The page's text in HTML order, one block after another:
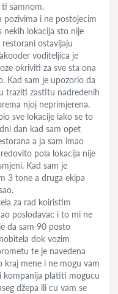
samnom.
pozivima i ne postojecim
nekih lokacija sto nije
ostavljaju
voditeljica je
okriviti za sve sta ona
Kad sam je upozorio da
traziti zastitu nadredenih
njoj neprimjerena.
sve lokacije iako se to
dan kad sam opet
a ja sam imao
pola lokacija nije
Kad sam je
3 tone a druga ekipa
za rad koiristim
poslodavac i to mi ne
da sam 90 posto
dok vozim
te je navedena
kraj mene i ne mogu vam
kompanija platiti mogucu
džepa ili cu vam se